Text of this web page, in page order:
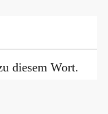
diesem Wort.